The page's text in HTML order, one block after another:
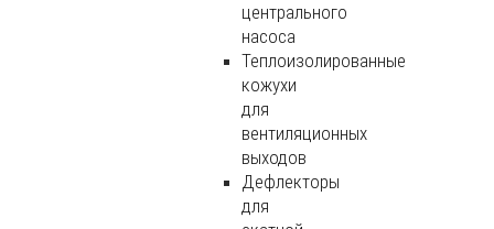
центрального
насоса
Теплоизолированные
кожухи
для
вентиляционных
выходов
Дефлекторы
для